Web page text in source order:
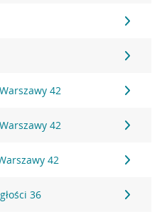
42
42
42
36